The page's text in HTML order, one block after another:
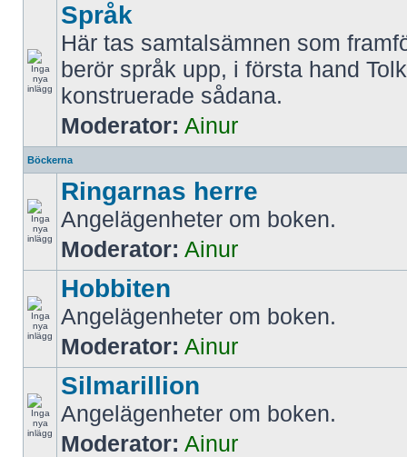
Språk
Här tas samtalsämnen som
berör språk upp, i första hand
konstruerade sådana.
Moderator: Ainur
Böckerna
Ringarnas herre
Angelägenheter om boken.
Moderator: Ainur
Hobbiten
Angelägenheter om boken.
Moderator: Ainur
Silmarillion
Angelägenheter om boken.
Moderator: Ainur